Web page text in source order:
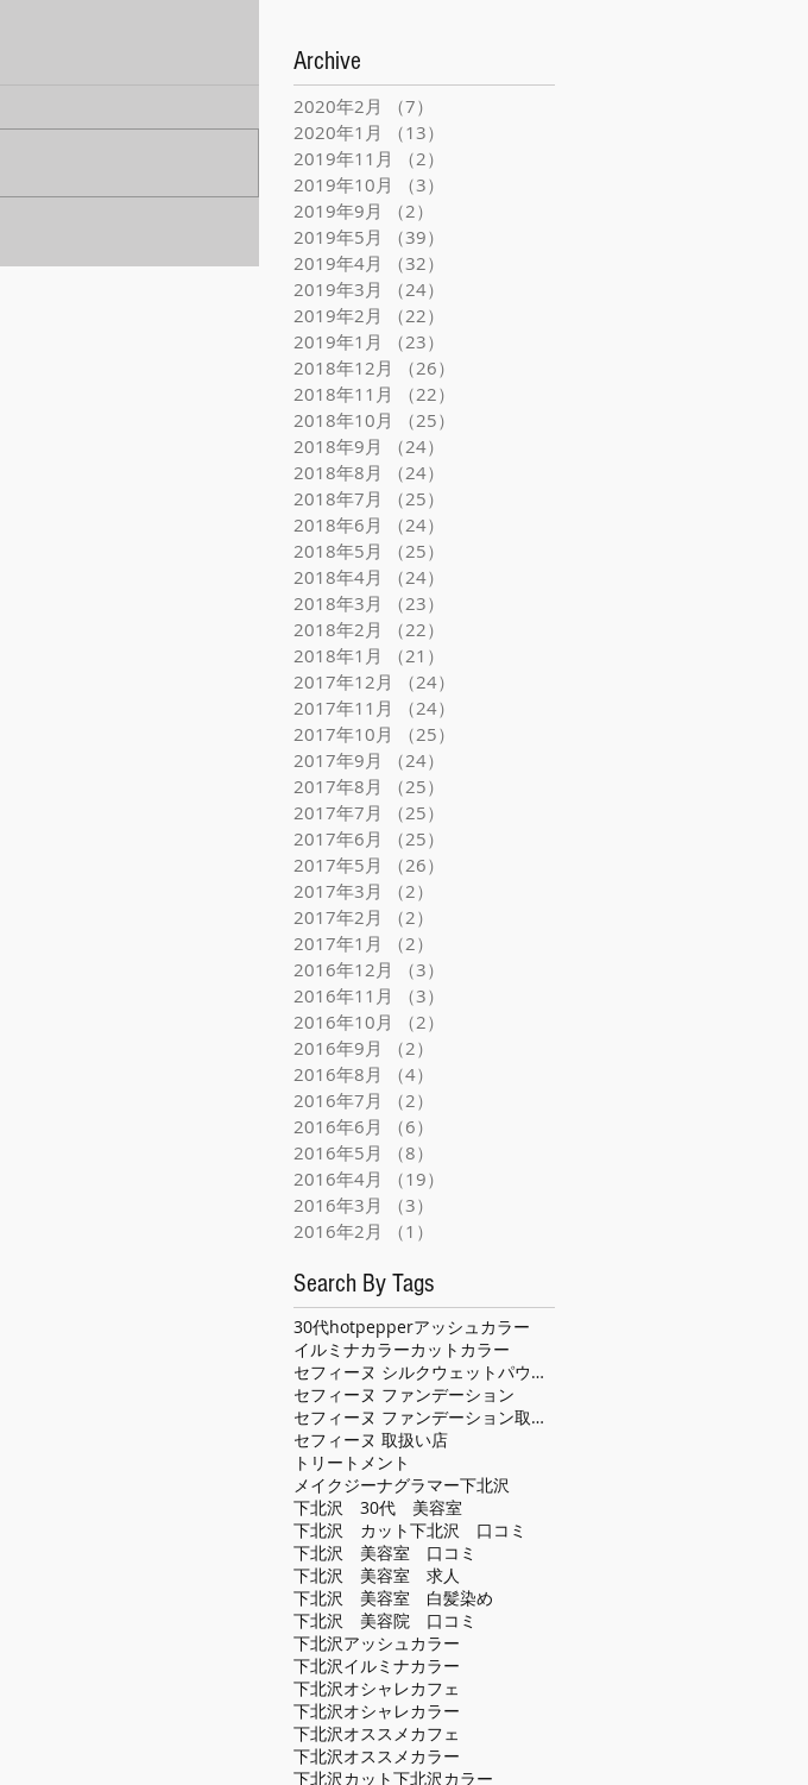
Archive
2020年2月 （7）
2020年1月
（13）
2019年11月
（2）
2019年10月
（3）
2019年9月
（2）
2019年5月
（39）
2019年4月
（32）
2019年3月
（24）
2019年2月
（22）
2019年1月
（23）
2018年12月
（26）
2018年11月
（22）
2018年10月
（25）
2018年9月
（24）
2018年8月
（24）
2018年7月
（25）
2018年6月
（24）
2018年5月
（25）
2018年4月
（24）
2018年3月
（23）
2018年2月
（22）
2018年1月
（21）
2017年12月
（24）
2017年11月
（24）
2017年10月
（25）
2017年9月
（24）
2017年8月
（25）
2017年7月
（25）
2017年6月
（25）
2017年5月
（26）
2017年3月
（2）
2017年2月
（2）
2017年1月
（2）
2016年12月
（3）
2016年11月
（3）
2016年10月
（2）
2016年9月
（2）
2016年8月
（4）
2016年7月
（2）
2016年6月
（6）
2016年5月
（8）
2016年4月
（19）
2016年3月
（3）
2016年2月
（1）
Search By Tags
30代hotpepperアッシュカラー
イルミナカラーカット カラー
セフィーヌ シルクウェットパウダー
セフィーヌ ファンデーション
セフィーヌ ファンデーション取扱い店
セフィーヌ 取扱い店
トリートメント
メイクジーナグラマー下北沢
下北沢 30代 美容室
下北沢 カット下北沢 口コミ
下北沢 美容室 口コミ
下北沢 美容室 求人
下北沢 美容室 白髪染め
下北沢 美容院 口コミ
下北沢アッシュカラー
下北沢イルミナカラー
下北沢オシャレカフェ
下北沢オシャレカラー
下北沢オススメカフェ
下北沢オススメカラー
下北沢カット下北沢カラー